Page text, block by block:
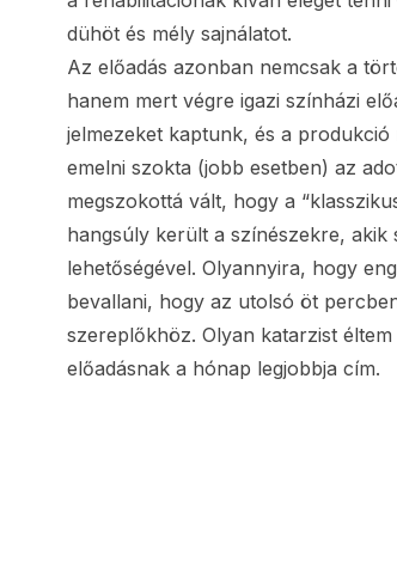
dühöt és mély sajnálatot.
Az előadás azonban nemcsak a
hanem mert végre igazi színházi
jelmezeket kaptunk, és a
emelni szokta (jobb esetben) az
megszokottá vált, hogy a
hangsúly került a színészekre, akik
lehetőségével. Olyannyira, hogy
bevallani, hogy az utolsó öt
szereplőkhöz. Olyan katarzist
előadásnak a hónap legjobbja cím.